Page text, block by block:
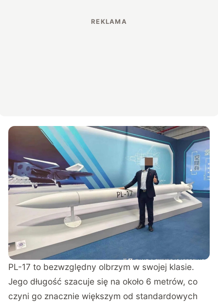
PL-17 to bezwzględny olbrzym w swojej klasie.
Jego długość szacuje się na około 6 metrów, co
czyni go znacznie większym od standardowych